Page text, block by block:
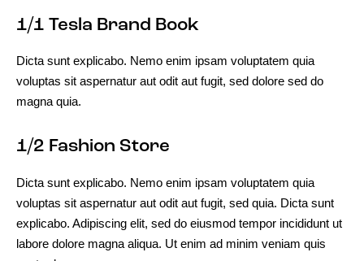
1/1 Tesla Brand Book
Dicta sunt explicabo. Nemo enim ipsam voluptatem quia
voluptas sit aspernatur aut odit aut fugit, sed dolore sed do
magna quia.
1/2 Fashion Store
Dicta sunt explicabo. Nemo enim ipsam voluptatem quia
voluptas sit aspernatur aut odit aut fugit, sed quia. Dicta sunt
explicabo. Adipiscing elit, sed do eiusmod tempor incididunt ut
labore dolore magna aliqua. Ut enim ad minim veniam quis